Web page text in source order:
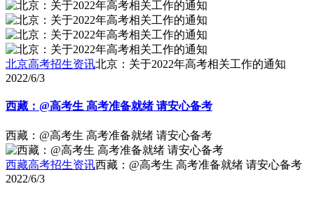
北京高考招生资讯北京：关于2022年高考相关工作的通知
2022/6/3
西藏：@高考生 高考准备就绪 请安心备考
西藏：@高考生 高考准备就绪 请安心备考
西藏高考招生资讯西藏：@高考生 高考准备就绪 请安心备考
2022/6/3